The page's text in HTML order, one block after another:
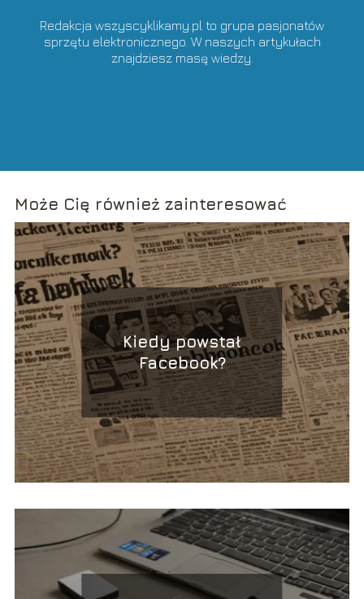
Redakcja wszyscyklikamy.pl to grupa pasjonatów
sprzętu elektronicznego. W naszych artykułach
znajdziesz masę wiedzy.
Może Cię również zainteresować
Kiedy powstał
Facebook?